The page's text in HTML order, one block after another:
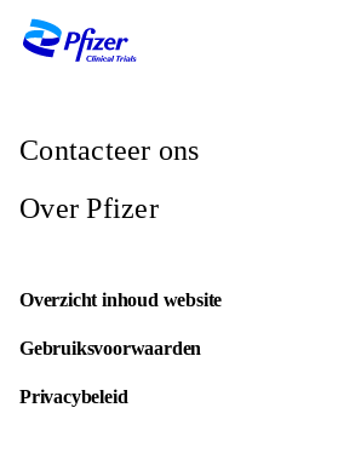
Contacteer ons
Over Pfizer
Overzicht inhoud website
Gebruiksvoorwaarden
Privacybeleid